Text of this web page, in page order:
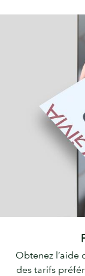
Obtenez l’aide
des tarifs